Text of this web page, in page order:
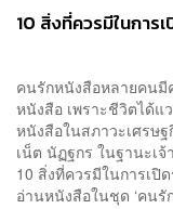
10 สิ่งที่ควรมีในการ
คนรักหนังสือหลายคนมี
หนังสือ เพราะชีวิตได้แ
หนังสือในสภาวะเศรษ
เน็ต นัฏฐกร ในฐานะเ
10 สิ่งที่ควรมีในการเปิ
อ่านหนังสือในชุด ‘คนรั